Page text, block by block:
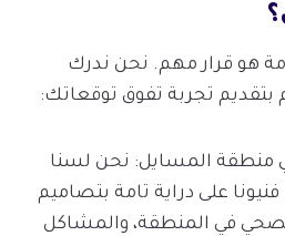
هو قرار مهم. نحن ندرك
بتقديم تجربة تفوق توقعاتك:
المسايل: نحن لسنا
على دراية تامة بتصاميم
في المنطقة، والمشاكل